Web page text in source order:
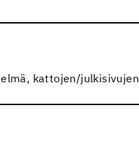
kattojen/julkisivujen